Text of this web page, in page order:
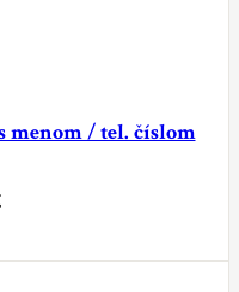
menom / tel. číslom